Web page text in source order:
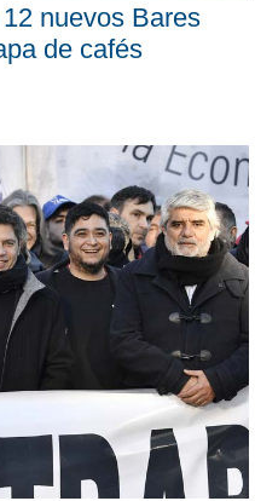
nuevos Bares
de cafés